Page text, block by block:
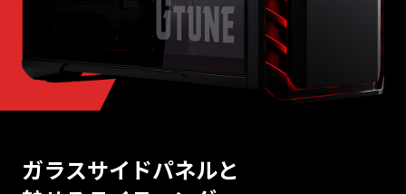
ガラスサイドパネルと